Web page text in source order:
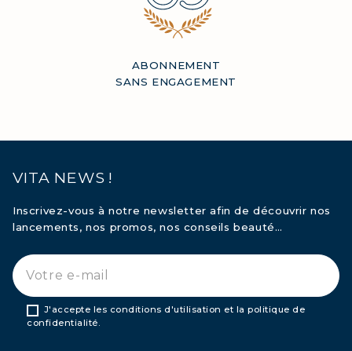
ABONNEMENT
SANS ENGAGEMENT
VITA NEWS !
Inscrivez-vous à notre newsletter afin de découvrir nos
lancements, nos promos, nos conseils beauté…
J'accepte les conditions d'utilisation et la politique de
confidentialité.